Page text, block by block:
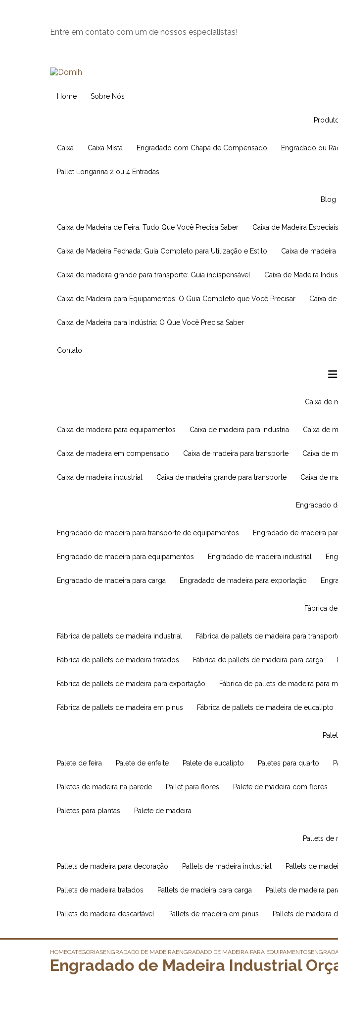
Entre em contato com um de nossos especialistas!
Home Sobre Nós
Caixa Caixa Mista Engradado com Chapa de Compensado Engradado ou
Pallet Longarina 2 ou 4 Entradas
Blog
Caixa de Madeira de Feira: Tudo Que Você Precisa Saber Caixa de Madeira
Caixa de Madeira Fechada: Guia Completo para Utilização e Estilo Caixa de
Caixa de madeira grande para transporte: Guia indispensável Caixa de Madeira
Caixa de Madeira para Equipamentos: O Guia Completo que Você Precisar Caixa
Caixa de Madeira para Indústria: O Que Você Precisa Saber
Contato
caixa de
caixa de madeira para equipamentos caixa de madeira para industria caixa de
caixa de madeira em compensado caixa de madeira para transporte caixa de
caixa de madeira industrial caixa de madeira grande para transporte caixa de
engradado
engradado de madeira para transporte de equipamentos engradado de madeira
engradado de madeira para equipamentos engradado de madeira industrial
engradado de madeira para carga engradado de madeira para exportação
fábrica
fábrica de pallets de madeira industrial fábrica de pallets de madeira para
fábrica de pallets de madeira tratados fábrica de pallets de madeira para carga
fábrica de pallets de madeira para exportação fábrica de pallets de madeira para
fábrica de pallets de madeira em pinus fábrica de pallets de madeira de eucalipto
palete de feira palete de enfeite palete de eucalipto paletes para quarto
paletes de madeira na parede pallet para flores palete de madeira com flores
paletes para plantas palete de madeira
pallets de
pallets de madeira para decoração pallets de madeira industrial pallets de
pallets de madeira tratados pallets de madeira para carga pallets de madeira
pallets de madeira descartável pallets de madeira em pinus pallets de madeira
HOMECATEGORIASENGRADADO DE MADEIRAENGRADADO DE MADEIRA PARA EQUIPAMENTOS
Engradado de Madeira Industrial